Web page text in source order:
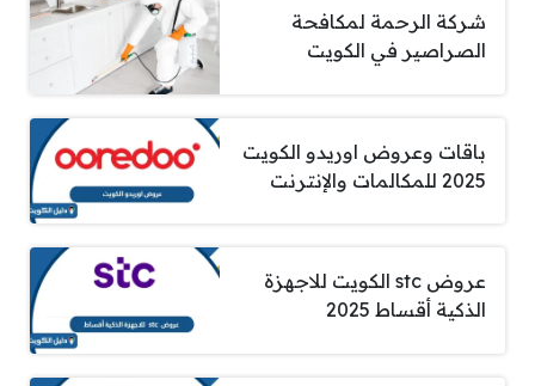
شركة الرحمة لمكافحة
الصراصير في الكويت
باقات وعروض اوريدو الكويت
2025 للمكالمات والإنترنت
عروض stc الكويت للاجهزة
الذكية أقساط 2025